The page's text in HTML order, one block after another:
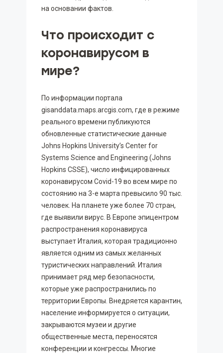
на основании фактов.
Что происходит с
коронавирусом в
мире?
По информации портала
gisanddata.maps.arcgis.com, где в режиме
реального времени публикуются
обновленные статистические данные
Johns Hopkins University’s Center for
Systems Science and Engineering (Johns
Hopkins CSSE), число инфицированных
коронавирусом Covid-19 во всем мире по
состоянию на 3-е марта превысило 90 тыс.
человек. На планете уже более 70 стран,
где выявили вирус. В Европе эпицентром
распространения коронавируса
выступает Италия, которая традиционно
является одним из самых желанных
туристических направлений. Италия
принимает ряд мер безопасности,
которые уже распространились по
территории Европы. Внедряется карантин,
население информируется о ситуации,
закрываются музеи и другие
общественные места, переносятся
конференции и конгрессы. Многие